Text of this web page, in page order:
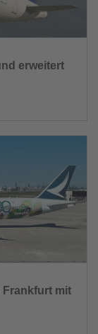
erweitert
Frankfurt mit